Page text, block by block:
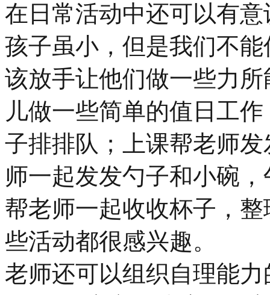
在日常活动中还可以有
孩子虽小，但是我们不
该放手让他们做一些力
儿做一些简单的值日工
子排排队；上课帮老师
师一起发发勺子和小碗
帮老师一起收收杯子，
些活动都很感兴趣。
老师还可以组织自理能